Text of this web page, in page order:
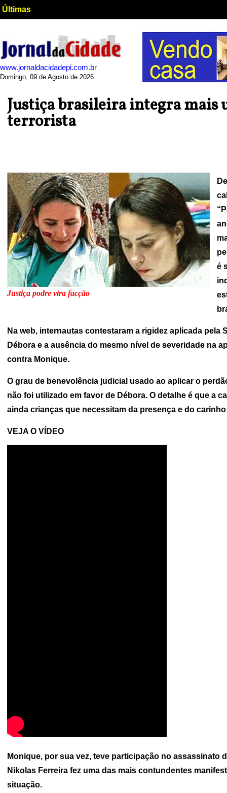
Últimas
www.jornaldacidadepi.com.br
Domingo, 09 de Agosto de 2026
Justiça brasileira integra mais
terrorista
Justiça podre vira facção
é
Na web, internautas contestaram a rigidez aplicada pela
Débora e a ausência do mesmo nível de severidade na
contra Monique.
O grau de benevolência judicial usado ao aplicar o
não foi utilizado em favor de Débora. O detalhe é que a
ainda crianças que necessitam da presença e do carinho
VEJA O VÍDEO
Monique, por sua vez, teve participação no assassinato
Nikolas Ferreira fez uma das mais contundentes
situação.